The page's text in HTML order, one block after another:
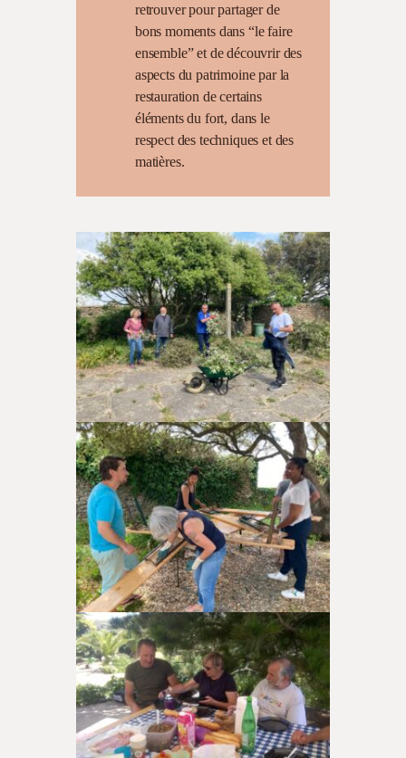
retrouver pour partager de
bons moments dans “le faire
ensemble” et de découvrir des
aspects du patrimoine par la
restauration de certains
éléments du fort, dans le
respect des techniques et des
matières.